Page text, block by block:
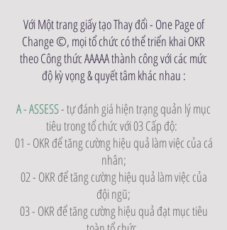
Với Một trang giấy tạo Thay đổi - One Page of
Change ©️, mọi tổ chức có thể triển khai OKR
theo Công thức AAAAA thành công với các mức
độ kỳ vọng & quyết tâm khác nhau :
A - ASSESS- tự đánh giá hiện trạng quản lý mục
tiêu trong tổ chức với 03 Cấp độ:
01 - OKR để tăng cường hiệu quả làm việc của cá
nhân;
02 - OKR để tăng cường hiệu quả làm việc của
đội ngũ;
03 - OKR để tăng cường hiệu quả đạt mục tiêu